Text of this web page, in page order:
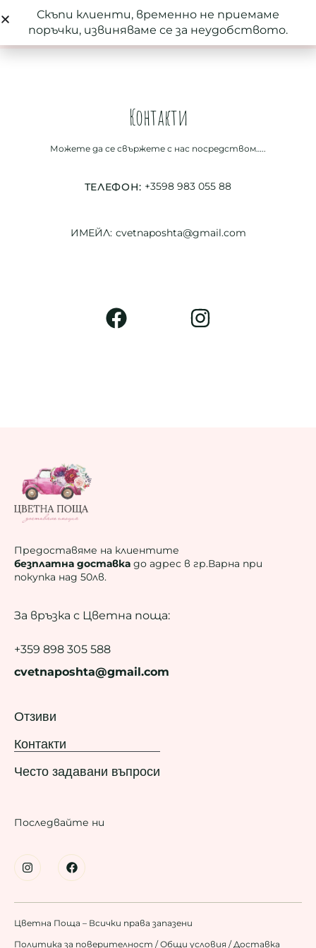
Контакти
Можете да се свържете с нас посредством…..
ТЕЛЕФОН: +3598 983 055 88
ИМЕЙЛ: cvetnaposhta@gmail.com
Предоставяме на клиентите
безплатна доставка до адрес в гр.Варна при
покупка над 50лв.
За връзка с Цветна поща:
+359 898 305 588
cvetnaposhta@gmail.com
Отзиви
Контакти
Често задавани въпроси
Последвайте ни
Цветна Поща – Всички права запазени
Политика за поверителност /Общи условия /Доставка
Скъпи клиенти, временно не приемаме
поръчки, извиняваме се за неудобството.